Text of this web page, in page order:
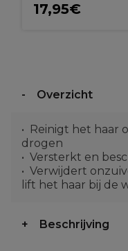
17,95€
Overzicht
Reinigt het haar
drogen
Versterkt en
Verwijdert
lift het haar bij de
Beschrijving